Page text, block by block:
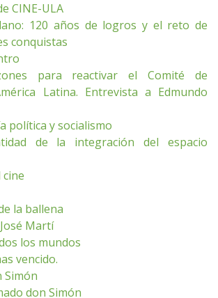
CINE-ULA
120 años de logros y el reto de
conquistas
para reactivar el Comité de
Latina. Entrevista a Edmundo
política y socialismo
de la integración del espacio
cine
la ballena
Martí
los mundos
vencido.
Simón
don Simón